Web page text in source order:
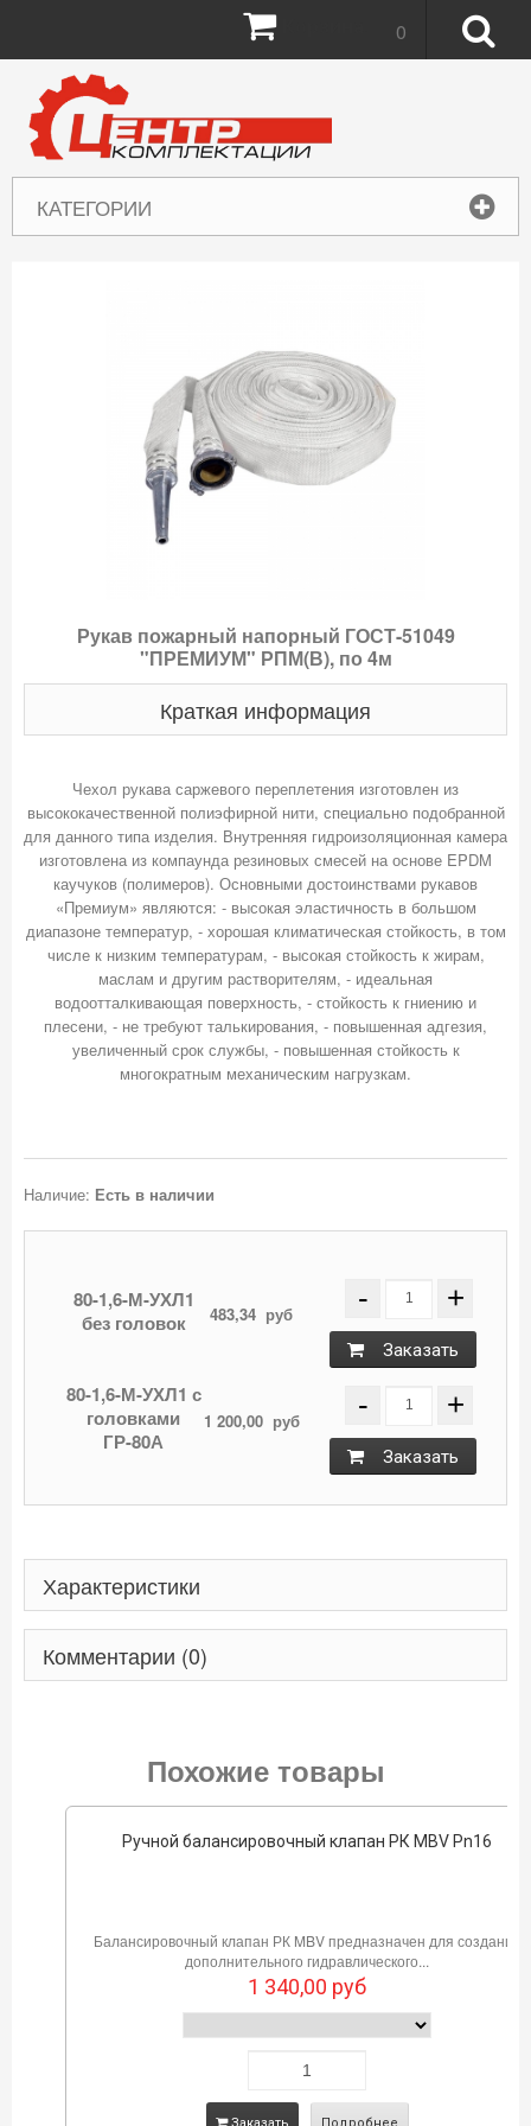
КАТЕГОРИИ
0
Рукав пожарный напорный ГОСТ-51049
"ПРЕМИУМ" РПМ(В), по 4м
Краткая информация
Чехол рукава саржевого переплетения изготовлен из
высококачественной полиэфирной нити, специально подобранной
для данного типа изделия. Внутренняя гидроизоляционная камера
изготовлена из компаунда резиновых смесей на основе EPDM
каучуков (полимеров). Основными достоинствами рукавов
«Премиум» являются: - высокая эластичность в большом
диапазоне температур, - хорошая климатическая стойкость, в том
числе к низким температурам, - высокая стойкость к жирам,
маслам и другим растворителям, - идеальная
водоотталкивающая поверхность, - стойкость к гниению и
плесени, - не требуют талькирования, - повышенная адгезия,
увеличенный срок службы, - повышенная стойкость к
многократным механическим нагрузкам.
Наличие: Есть в наличии
80-1,6-М-УХЛ1
без головок
483,34 руб - +
Заказать
80-1,6-М-УХЛ1 с
головками
ГР-80А
1 200,00руб - +
Заказать
Характеристики
Комментарии (0)
Похожие товары
Ручной балансировочный клапан РК MBV Pn16
Балансировочный клапан РК MBV предназначен для создания
дополнительного гидравлического...
1 340,00 руб
Заказать Подробнее